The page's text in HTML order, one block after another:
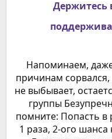
Держитесь
Напоминаем,
причинам
не выбывает,
группы
помните: Попасть
1 раза, 2-ого шанса